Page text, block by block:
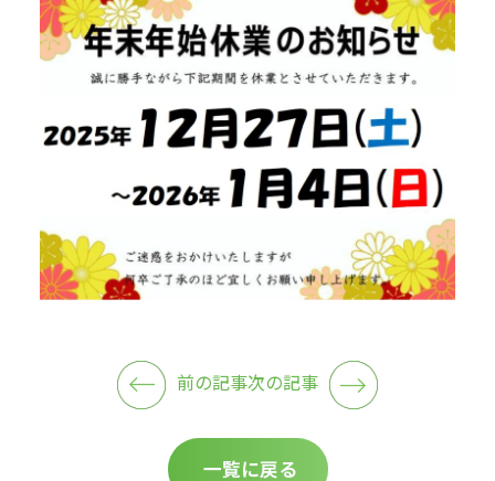
前の記事次の記事
一覧に戻る